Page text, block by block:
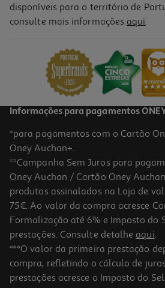
disponíveis para o território de
consulte mais informações aqui.
Informações para pagamentos
*para pagamentos com o Cartão
Oney Auchan+.
**Campanha Sem Juros para
Oney Auchan / Cartão Oney
produtos assinalados na Loja de
75€. Ao valor da compra acresce
Formalização até 6% e Imposto do
prestações. Consulte detalhe aqui.
***O valor da primeira prestação
compra, refletindo o cálculo de
prestações acresce o Imposto do